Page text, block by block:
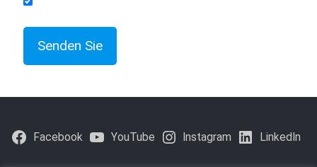
Facebook YouTube Instagram LinkedIn